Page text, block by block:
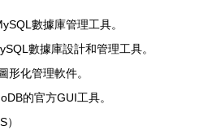
數據庫管理工具。
數據庫設計和管理工具。
形化管理軟件。
的官方GUI工具。